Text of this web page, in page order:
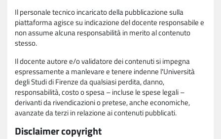
Il personale tecnico incaricato della pubblicazione sulla
piattaforma agisce su indicazione del docente responsabile e
non assume alcuna responsabilità in merito al contenuto
stesso.
Il docente autore e/o validatore dei contenuti si impegna
espressamente a manlevare e tenere indenne l'Università
degli Studi di Firenze da qualsiasi perdita, danno,
responsabilità, costo o spesa – incluse le spese legali –
derivanti da rivendicazioni o pretese, anche economiche,
avanzate da terzi in relazione ai contenuti pubblicati.
Disclaimer copyright